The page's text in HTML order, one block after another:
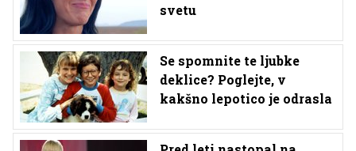
svetu
Se spomnite te ljubke
deklice? Poglejte, v
kakšno lepotico je odrasla